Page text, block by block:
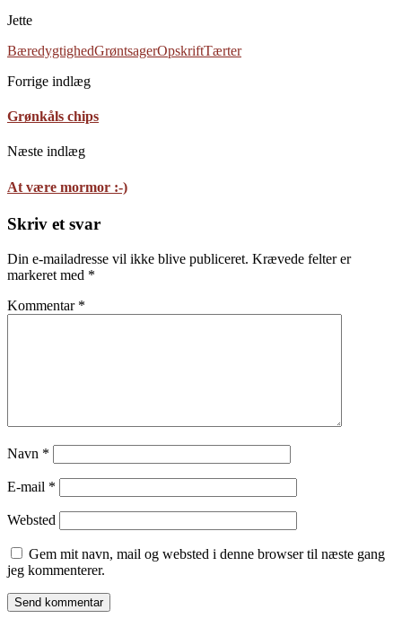
Jette
BæredygtighedGrøntsagerOpskriftTærter
Forrige indlæg
Grønkåls chips
Næste indlæg
At være mormor :-)
Skriv et svar
Din e-mailadresse vil ikke blive publiceret. Krævede felter er
markeret med *
Kommentar *
Navn *
E-mail *
Websted
Gem mit navn, mail og websted i denne browser til næste gang
jeg kommenterer.